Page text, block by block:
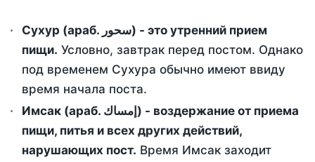
Сухур (араб. سحور) - это утренний прием
пищи. Условно, завтрак перед постом. Однако
под временем Сухура обычно имеют ввиду
время начала поста.
Имсак (араб. إمساك) - воздержание от приема
пищи, питья и всех других действий,
нарушающих пост. Время Имсак заходит